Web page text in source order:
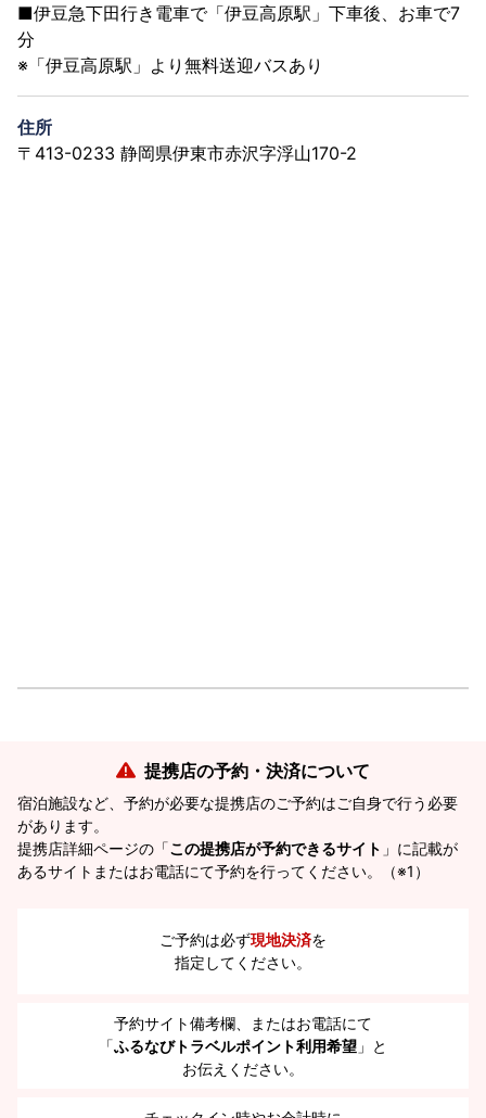
■伊豆急下田行き電車で「伊豆高原駅」下車後、お車で7
分
※「伊豆高原駅」より無料送迎バスあり
住所
〒413-0233 静岡県伊東市赤沢字浮山170-2
提携店の予約・決済について
宿泊施設など、予約が必要な提携店のご予約はご自身で行う必要
があります。
提携店詳細ページの「この提携店が予約できるサイト 」に記載が
あるサイトまたはお電話にて予約を行ってください。（※1）
ご予約は必ず現地決済を
指定してください。
予約サイト備考欄、またはお電話にて
「ふるなびトラベルポイント利用希望 」と
お伝えください。